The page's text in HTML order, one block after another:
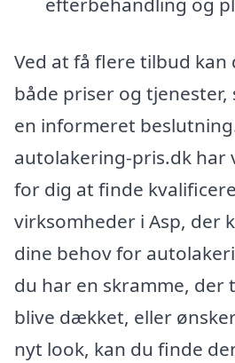
Ved at få flere tilbud kan
både priser og
en informeret
autolakering-pris.dk har
for dig at finde
virksomheder i Asp, der
dine behov for
du har en skramme,
blive dækket, eller
nyt look, kan du finde